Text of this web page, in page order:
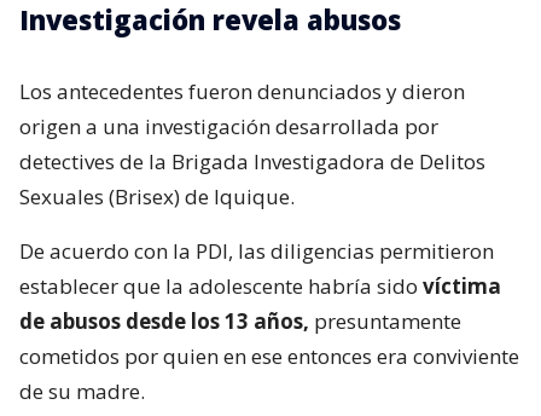
Investigación revela abusos
Los antecedentes fueron denunciados y dieron
origen a una investigación desarrollada por
detectives de la Brigada Investigadora de Delitos
Sexuales (Brisex) de Iquique.
De acuerdo con la PDI, las diligencias permitieron
establecer que la adolescente habría sido víctima
de abusos desde los 13 años, presuntamente
cometidos por quien en ese entonces era conviviente
de su madre.